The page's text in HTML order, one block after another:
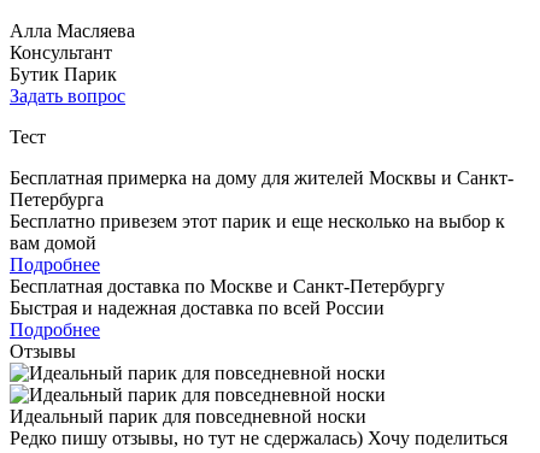
Алла Масляева
Консультант
Бутик Парик
Задать вопрос
Тест
Бесплатная примерка на дому для жителей Москвы и Санкт-
Петербурга
Бесплатно привезем этот парик и еще несколько на выбор к
вам домой
Подробнее
Бесплатная доставка по Москве и Санкт-Петербургу
Быстрая и надежная доставка по всей России
Подробнее
Отзывы
Идеальный парик для повседневной носки
Редко пишу отзывы, но тут не сдержалась) Хочу поделиться